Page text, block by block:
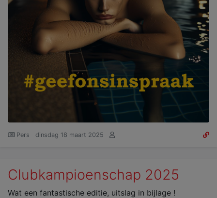
Pers dinsdag 18 maart 2025
Clubkampioenschap 2025
Wat een fantastische editie, uitslag in bijlage !